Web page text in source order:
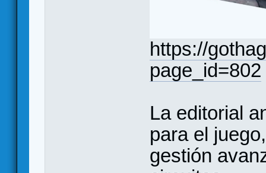
https://
page_id=802
La editorial
para el
gestión